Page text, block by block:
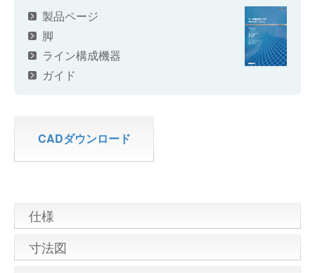
製品ページ
脚
ライン構成機器
ガイド
CADダウンロード
仕様
寸法図